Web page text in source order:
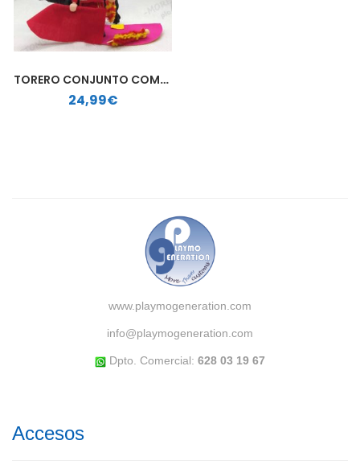
TORERO CONJUNTO COMPLETO | PLAYMOBIL PERSONALIZADO
24,99€
www.playmogeneration.com
info@playmogeneration.com
Dpto. Comercial: 628 03 19 67
Accesos